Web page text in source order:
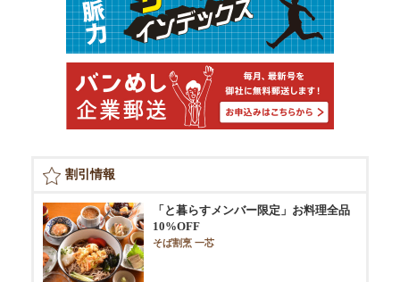
割引情報
「と暮らすメンバー限定」お料理全品
10%OFF
そば割烹 一芯